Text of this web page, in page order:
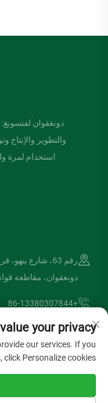
والتطوير
استخدام لمرة
رقم 63، شارع
دونغقوان، مقاطعة
+86-13380307844
[email protected]
حقوق الطبع والنشر © شركة
your privacy
our services. If you
Personalize cookies.